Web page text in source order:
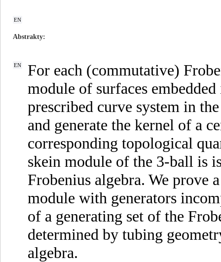
EN
Abstrakty
EN
For each (commutative)
module of surfaces
prescribed curve system in
and generate the kernel of a
corresponding topological
skein module of the 3-ball is
Frobenius algebra. We prove
module with generators
of a generating set of the
determined by tubing
algebra.